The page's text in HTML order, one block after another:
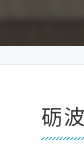
砺